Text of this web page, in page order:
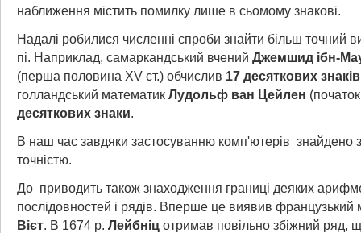
наближення містить помилку лише в сьомому знакові.
Надалі робилися численні спроби знайти більш точний
пі. Наприклад, самаркандський вчений Джемшид ібн-
(перша половина XV ст.) обчислив 17 десяткових знаків
голландський математик Лудольф ван Цейлен
десяткових знаки.
В наш час завдяки застосуванню комп'ютерів знайдено
точністю.
До приводить також знаходження границі деяких
послідовностей і рядів. Вперше це виявив французький
Вієт. В 1674 р. Лейбніц отримав повільно збіжний ряд,